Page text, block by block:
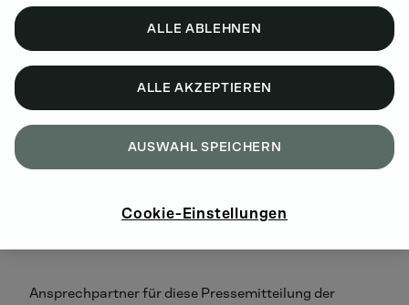
Dr. Frank Hiller, Vorstandsvorsitzender der DEUTZ AG,
sagte: „Wir freuen uns, dass mit Frau Iltgen eine
erfahrene und mit den Anforderungen des
Kapitalmarkts bestens vertraute Investor-Relations-
Managerin diese wichtige Funktion übernimmt. Wir
wünschen ihr einen guten Einstieg bei uns und viel
Ansprechpartner für diese Pressemitteilung der
ALLE ABLEHNEN
ALLE AKZEPTIEREN
AUSWAHL SPEICHERN
Cookie-Einstellungen